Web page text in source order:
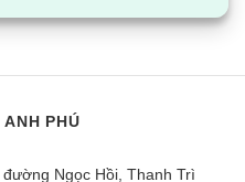
PHÚ
Ngọc Hồi, Thanh Trì